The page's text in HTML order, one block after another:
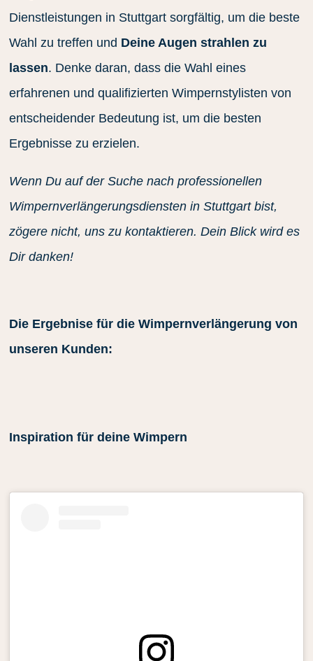
Dienstleistungen in Stuttgart sorgfältig, um die beste
Wahl zu treffen und Deine Augen strahlen zu
lassen. Denke daran, dass die Wahl eines
erfahrenen und qualifizierten Wimpernstylisten von
entscheidender Bedeutung ist, um die besten
Ergebnisse zu erzielen.
Wenn Du auf der Suche nach professionellen
Wimpernverlängerungsdiensten in Stuttgart bist,
zögere nicht, uns zu kontaktieren. Dein Blick wird es
Dir danken!
Die Ergebnise für die Wimpernverlängerung von
unseren Kunden:
Inspiration für deine Wimpern